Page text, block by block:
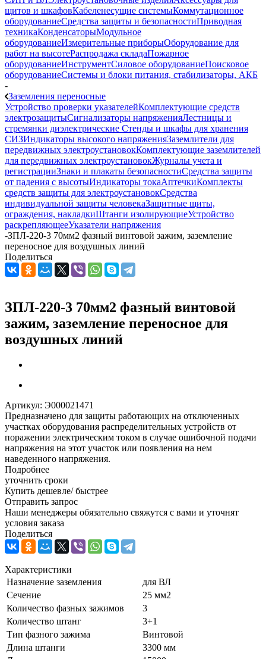
щитов и шкафовКабеленесущие системыКоммутационное
оборудованиеСредства защиты и безопасностиПриводная
техникаКонденсаторыМодульное
оборудованиеИзмерительные приборыОборудование для
работ на высотеРаспродажа складаПожарное
оборудованиеИнструментСиловое оборудованиеПоисковое
оборудованиеСистемы и блоки питания, стабилизаторы, АКБ
-
Заземления переносные
Устройство проверки указателейКомплектующие средств
электрозащитыСигнализаторы напряженияЛестницы и
стремянки диэлектрические Стенды и шкафы для хранения
СИЗИндикаторы высокого напряженияЗаземлители для
передвижных электроустановокКомплектующие заземлителей
для передвижных электроустановокЖурналы учета и
регистрацииЗнаки и плакаты безопасностиСредства защиты
от падения с высотыИндикаторы токаАптечкиКомплекты
средств защиты для электроустановокСредства
индивидуальной защиты человекаЗащитные щиты,
ограждения, накладкиШтанги изолирующиеУстройство
раскрепляющееУказатели напряжения
-ЗПЛ-220-3 70мм2 фазный винтовой зажим, заземление
переносное для воздушных линий
Поделиться
ЗПЛ-220-3 70мм2 фазный винтовой
зажим, заземление переносное для
воздушных линий
Артикул: Э000021471
Предназначено для защиты работающих на отключенных
участках оборудования распределительных устройств от
поражении электрическим током в случае ошибочной подачи
напряжения на этот участок или появления на нем
наведенного напряжения.
Подробнее
уточнить сроки
Купить дешевле/ быстрее
Отправить запрос
Наши менеджеры обязательно свяжутся с вами и уточнят
условия заказа
Поделиться
Характеристики
Назначение заземления
для ВЛ
Сечение
25 мм2
Количество фазных зажимов
3
Количество штанг
3+1
Тип фазного зажима
Винтовой
Длина штанги
3300 мм